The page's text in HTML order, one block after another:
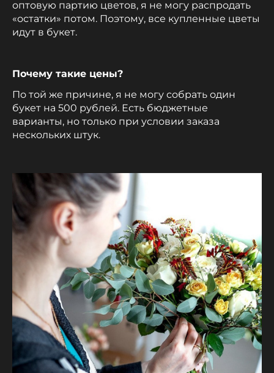
оптовую партию цветов, я не могу распродать
«остатки» потом. Поэтому, все купленные цветы
идут в букет.
Почему такие цены?
По той же причине, я не могу собрать один
букет на 500 рублей. Есть бюджетные
варианты, но только при условии заказа
нескольких штук.